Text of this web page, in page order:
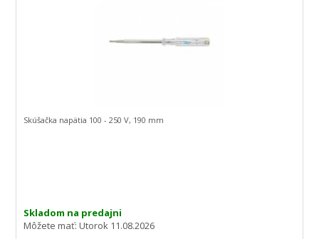
Skladom na predajni
Môžete mať:Utorok 11.08.2026
Skúšačka napätia 100 - 250 V, 190 mm